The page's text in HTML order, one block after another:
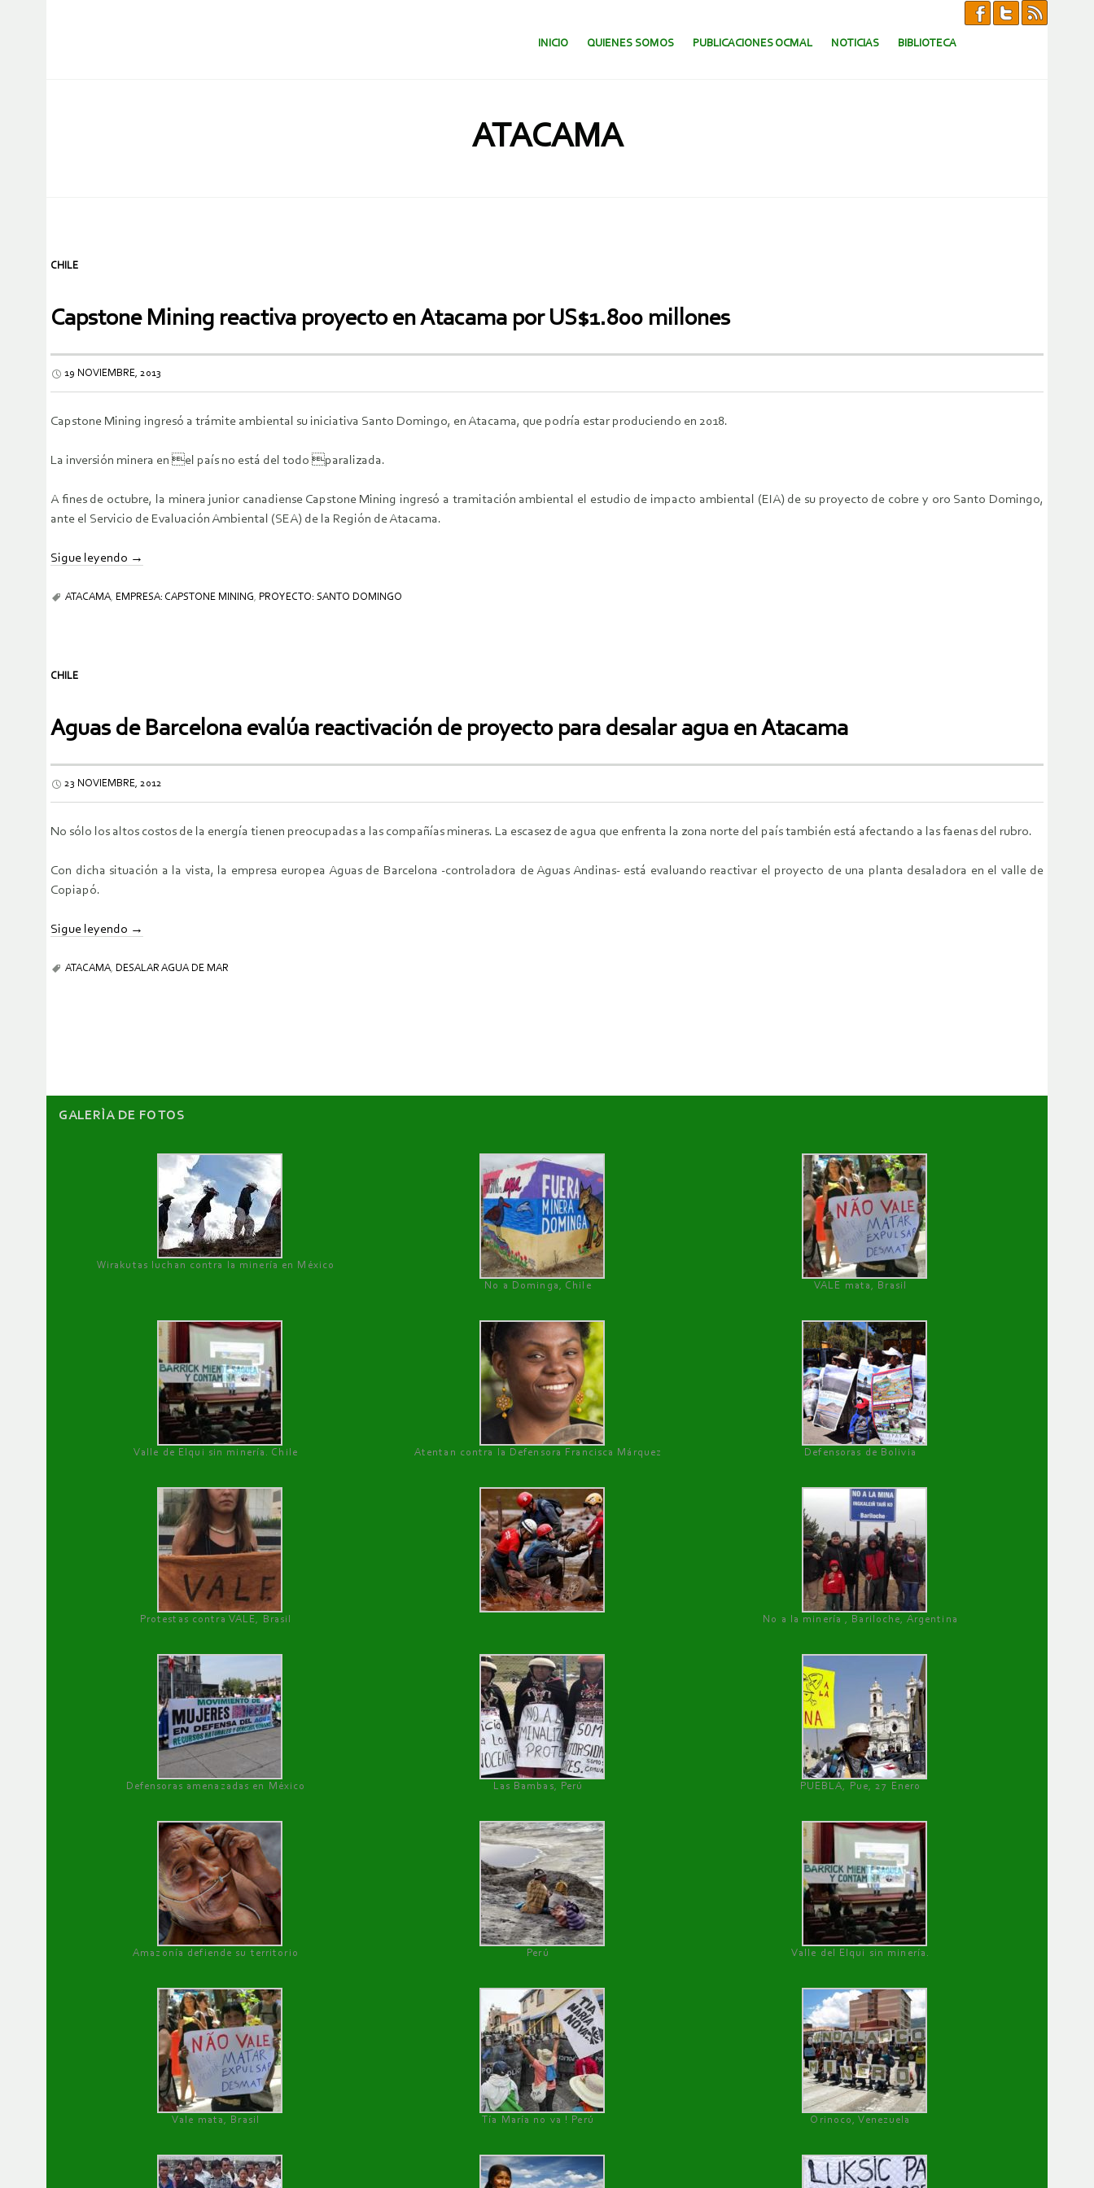
SALTAR AL CONTENIDO.
INICIO QUIENES SOMOS PUBLICACIONES OCMAL NOTICIAS BIBLIOTECA
ATACAMA
CHILE
Capstone Mining reactiva proyecto en Atacama por US$1.800 millones
19 NOVIEMBRE, 2013
Capstone Mining ingresó a trámite ambiental su iniciativa Santo Domingo, en Atacama, que podría estar produciendo en 2018.
La inversión minera en el país no está del todo paralizada.
A fines de octubre, la minera junior canadiense Capstone Mining ingresó a tramitación ambiental el estudio de impacto ambiental (EIA) de su proyecto de cobre y oro Santo Domingo,
ante el Servicio de Evaluación Ambiental (SEA) de la Región de Atacama.
Sigue leyendo →
ATACAMA, EMPRESA: CAPSTONE MINING, PROYECTO: SANTO DOMINGO
CHILE
Aguas de Barcelona evalúa reactivación de proyecto para desalar agua en Atacama
23 NOVIEMBRE, 2012
No sólo los altos costos de la energía tienen preocupadas a las compañías mineras. La escasez de agua que enfrenta la zona norte del país también está afectando a las faenas del rubro.
Con dicha situación a la vista, la empresa europea Aguas de Barcelona -controladora de Aguas Andinas- está evaluando reactivar el proyecto de una planta desaladora en el valle de
Copiapó.
Sigue leyendo →
ATACAMA, DESALAR AGUA DE MAR
GALERÌA DE FOTOS
Wirakutas luchan contra la minería en México
No a Dominga, Chile
VALE mata, Brasil
Valle de Elqui sin minería. Chile Atentan contra la Defensora Francisca Márquez Defensoras de Bolivia
Protestas contra VALE, Brasil No a la minería , Bariloche, Argentina
Defensoras amenazadas en México Las Bambas, Perú PUEBLA, Pue, 27 Enero
Amazonía defiende su territorio Perú Valle del Elqui sin minería.
Vale mata, Brasil Tía María no va ! Perú Orinoco, Venezuela